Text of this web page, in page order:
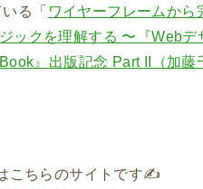
る「 ワイヤーフレームから
ックを理解する 〜『Webデ
』出版記念 Part II（加藤
こちらのサイトです✍️